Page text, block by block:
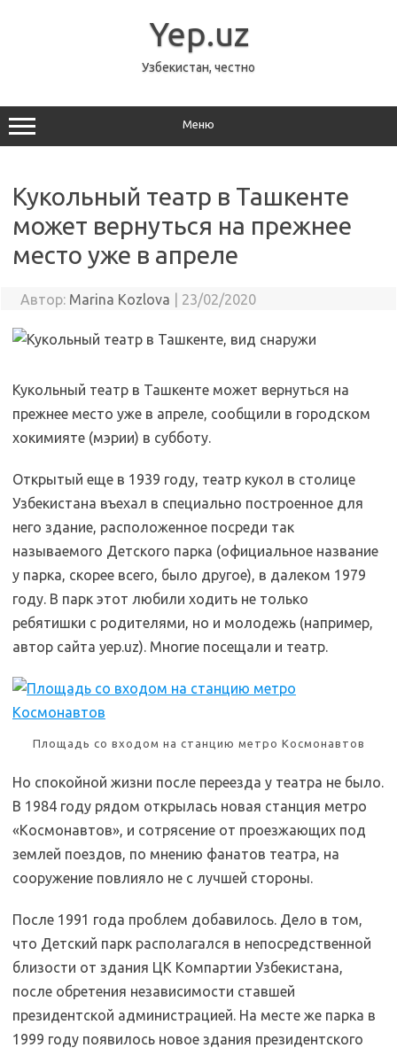
Yep.uz
Узбекистан, честно
Меню
Кукольный театр в Ташкенте
может вернуться на прежнее
место уже в апреле
Автор: Marina Kozlova 23/02/2020
Кукольный театр в Ташкенте может вернуться на
прежнее место уже в апреле, сообщили в городском
хокимияте (мэрии) в субботу.
Открытый еще в 1939 году, театр кукол в столице
Узбекистана въехал в специально построенное для
него здание, расположенное посреди так
называемого Детского парка (официальное название
у парка, скорее всего, было другое), в далеком 1979
году. В парк этот любили ходить не только
ребятишки с родителями, но и молодежь (например,
автор сайта yep.uz). Многие посещали и театр.
Площадь со входом на станцию метро Космонавтов
Но спокойной жизни после переезда у театра не было.
В 1984 году рядом открылась новая станция метро
«Космонавтов», и сотрясение от проезжающих под
землей поездов, по мнению фанатов театра, на
сооружение повлияло не с лучшей стороны.
После 1991 года проблем добавилось. Дело в том,
что Детский парк располагался в непосредственной
близости от здания ЦК Компартии Узбекистана,
после обретения независимости ставшей
президентской администрацией. На месте же парка в
1999 году появилось новое здания президентского